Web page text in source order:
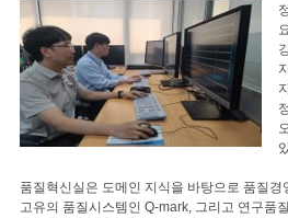
품질혁신실은 도메인 지식을 바탕으로 품질경
고유의 품질시스템인 Q-mark, 그리고 연구품